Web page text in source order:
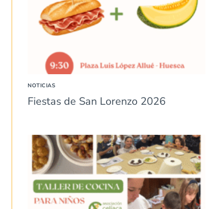
NOTICIAS
Fiestas de San Lorenzo 2026